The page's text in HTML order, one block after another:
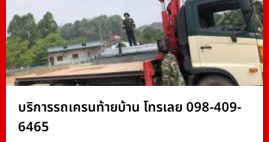
บริการรถเครนท้ายบ้าน โทรเลย 098-409-
6465